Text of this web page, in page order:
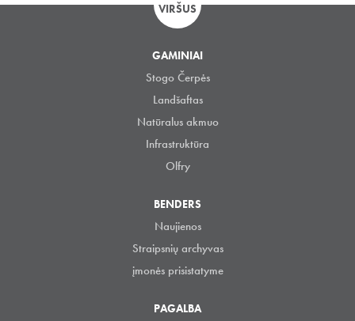
VIRŠUS
GAMINIAI
Stogo Čerpės
Landšaftas
Natūralus akmuo
Infrastruktūra
Olfry
BENDERS
Naujienos
Straipsnių archyvas
įmonės prisistatyme
PAGALBA